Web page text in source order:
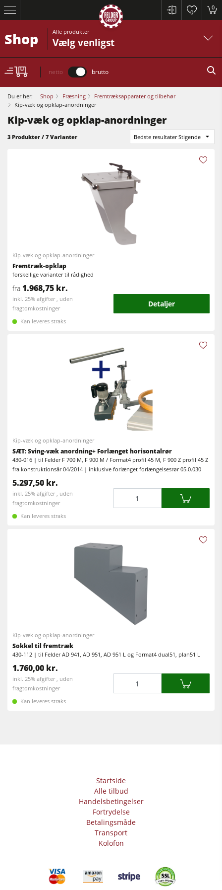
0
0
Fræser / rundsave
CNC-Bearbejdningscentre
Bredbåndspudsere
Langbånds- & kantslibemaskiner
Børste- og børstepudsemaskiner
Båndsave
Brikettepressere
Varmeplade presse & vakumpressere
Renluft udsugningssystemer & spånsuger
Fremtrækapparater
Værkstedsudstyr
F4Solutions software
Automatisering & materialehåndtering
Projektledelse
Rundsave / formatrundsave
Kombimaskiner
Kantlimemaskiner
Slibemaskiner
Båndsave
Boremaskiner
Fremtrækapparater
Shop Alle produkter
Vælg venligst
netto brutto
Du er her: Shop Fræsning
Fremtræksapparater og tilbehør
Kip-væk og opklap-anordninger
Kip-væk og opklap-anordninger
3 Produkter / 7 Varianter Bedste resultater Stigende
Kip-væk og opklap-anordninger
Fremtræk-opklap
forskellige varianter til rådighed
fra 1.968,75 kr.
inkl. 25% afgifter , uden
fragtomkostninger
Detaljer
Kan leveres straks
Kip-væk og opklap-anordninger
SÆT: Sving-væk anordning+ Forlænget horisontalrør
430-016 | til Felder F 700 M, F 900 M / Format4 profil 45 M, F 900 Z profil 45 Z
fra konstruktionsår 04/2014 | inklusive forlænget forlængelsesrør 05.0.030
5.297,50 kr.
inkl. 25% afgifter , uden
fragtomkostninger
Kan leveres straks
Kip-væk og opklap-anordninger
Sokkel til fremtræk
430-112 | til Felder AD 941, AD 951, AD 951 L og Format4 dual51, plan51 L
1.760,00 kr.
inkl. 25% afgifter , uden
fragtomkostninger
Kan leveres straks
Startside
Alle tilbud
Handelsbetingelser
Fortrydelse
Betalingsmåde
Transport
Kolofon